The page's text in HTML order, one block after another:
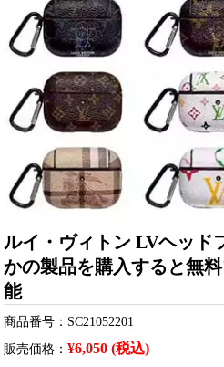
ルイ・ヴィトン LVヘッド
かの製品を購入すると無
能
商品番号：SC21052201
販売価格：¥6,050 (税込)